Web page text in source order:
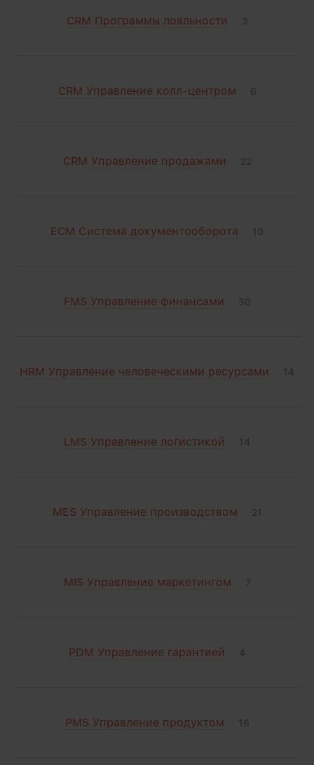
CRM Программы лояльности 3
CRM Управление колл-центром 6
CRM Управление продажами 22
ECM Система документооборота 10
FMS Управление финансами 30
HRM Управление человеческими ресурсами 14
LMS Управление логистикой 14
MES Управление производством 21
MIS Управление маркетингом 7
PDM Управление гарантией 4
PMS Управление продуктом 16